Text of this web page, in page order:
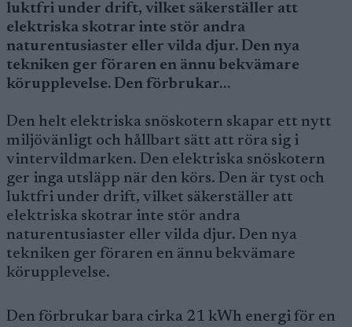
luktfri under drift, vilket säkerställer att
elektriska skotrar inte stör andra
naturentusiaster eller vilda djur. Den nya
tekniken ger föraren en ännu bekvämare
körupplevelse. Den förbrukar…
Den helt elektriska snöskotern skapar ett nytt
miljövänligt och hållbart sätt att röra sig i
vintervildmarken. Den elektriska snöskotern
ger inga utsläpp när den körs. Den är tyst och
luktfri under drift, vilket säkerställer att
elektriska skotrar inte stör andra
naturentusiaster eller vilda djur. Den nya
tekniken ger föraren en ännu bekvämare
körupplevelse.
Den förbrukar bara cirka 21 kWh energi för en